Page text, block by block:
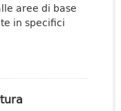
aree di base
in specifici